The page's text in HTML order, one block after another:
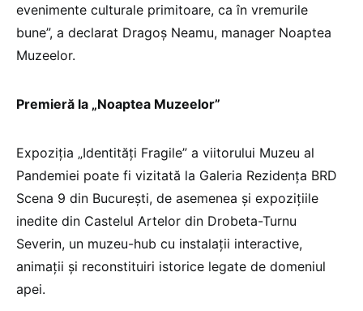
evenimente culturale primitoare, ca în vremurile
bune”, a declarat Dragoș Neamu, manager Noaptea
Muzeelor.
Premieră la „Noaptea Muzeelor”
Expoziţia „Identităţi Fragile” a viitorului Muzeu al
Pandemiei poate fi vizitată la Galeria Rezidenţa BRD
Scena 9 din Bucureşti, de asemenea şi expoziţiile
inedite din Castelul Artelor din Drobeta-Turnu
Severin, un muzeu-hub cu instalaţii interactive,
animaţii şi reconstituiri istorice legate de domeniul
apei.